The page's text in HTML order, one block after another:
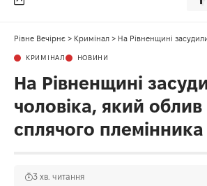
Рівне Вечірнє > Кримінал > На Рівненщині засудили чоловіка,
КРИМІНАЛ НОВИНИ
На Рівненщині
чоловіка, який
сплячого племінника
3 хв. читання